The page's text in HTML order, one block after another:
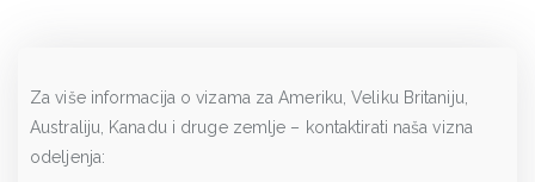
Za više informacija o vizama za Ameriku, Veliku Britaniju,
Australiju, Kanadu i druge zemlje – kontaktirati naša vizna
odeljenja: